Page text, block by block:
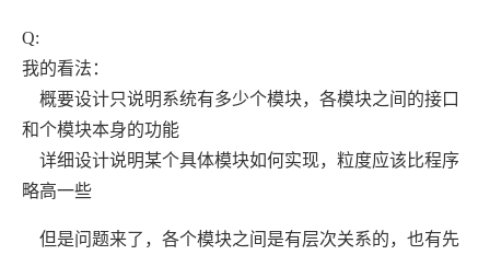
Q:
我的看法：
概要设计只说明系统有多少个模块，各模块之间的接口
和个模块本身的功能
详细设计说明某个具体模块如何实现，粒度应该比程序
略高一些
但是问题来了，各个模块之间是有层次关系的，也有先